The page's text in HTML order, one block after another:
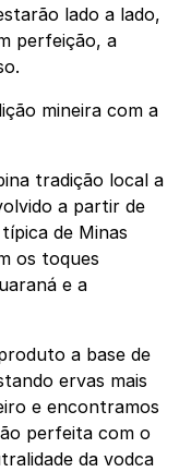
lado a lado,
perfeição, a
mineira com a
tradição local a
a partir de
de Minas
os toques
e a
a base de
ervas mais
e encontramos
perfeita com o
da vodca